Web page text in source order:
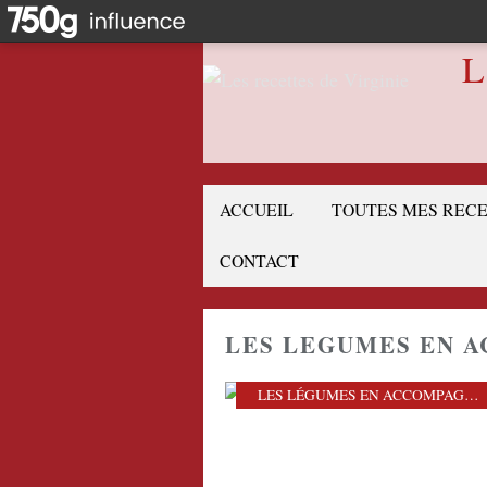
ACCUEIL TOUTES MES
CONTACT
LES LEGUMES EN
LES LÉGUMES EN ACCOMPAGNEMENT